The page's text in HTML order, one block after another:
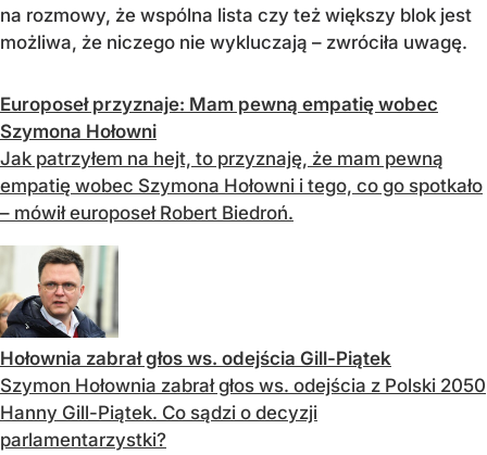
na rozmowy, że wspólna lista czy też większy blok jest
możliwa, że niczego nie wykluczają – zwróciła uwagę.
Europoseł przyznaje: Mam pewną empatię wobec
Szymona Hołowni
Jak patrzyłem na hejt, to przyznaję, że mam pewną
empatię wobec Szymona Hołowni i tego, co go spotkało
– mówił europoseł Robert Biedroń.
Hołownia zabrał głos ws. odejścia Gill-Piątek
Szymon Hołownia zabrał głos ws. odejścia z Polski 2050
Hanny Gill-Piątek. Co sądzi o decyzji
parlamentarzystki?